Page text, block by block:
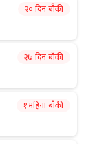
२० दिन बाँकी
२७ दिन बाँकी
१ महिना बाँकी